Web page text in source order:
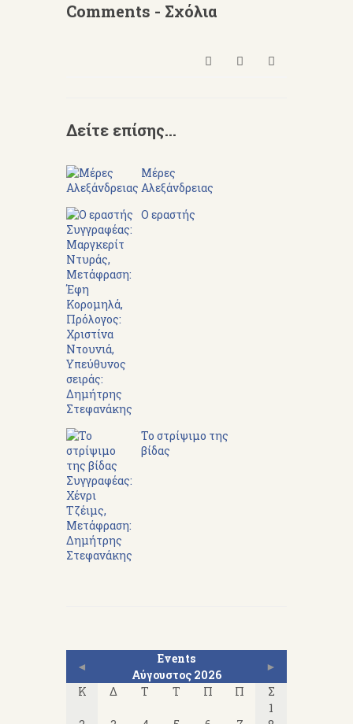
Comments - Σχόλια
Δείτε επίσης...
Μέρες
Αλεξάνδρειας
Ο εραστής
Το στρίψιμο της
βίδας
◄
Events
Αύγουστος 2026
►
Κ
Δ Τ Τ Π Π
Σ
1